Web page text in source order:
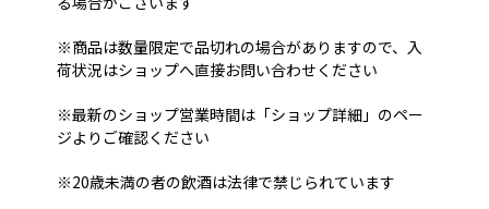
※商品は数量限定で品切れの場合がありますので、入
荷状況はショップへ直接お問い合わせください
※最新のショップ営業時間は「ショップ詳細」のペー
ジよりご確認ください
※20歳未満の者の飲酒は法律で禁じられています